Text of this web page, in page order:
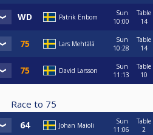
Patrik Enbom
Sun
10:00
Table
14
Lars Mehtälä
Sun
10:28
Table
14
David Larsson
Sun
11:13
Table
10
Race to 75
Johan Maioli
Sun
11:06
Table
2